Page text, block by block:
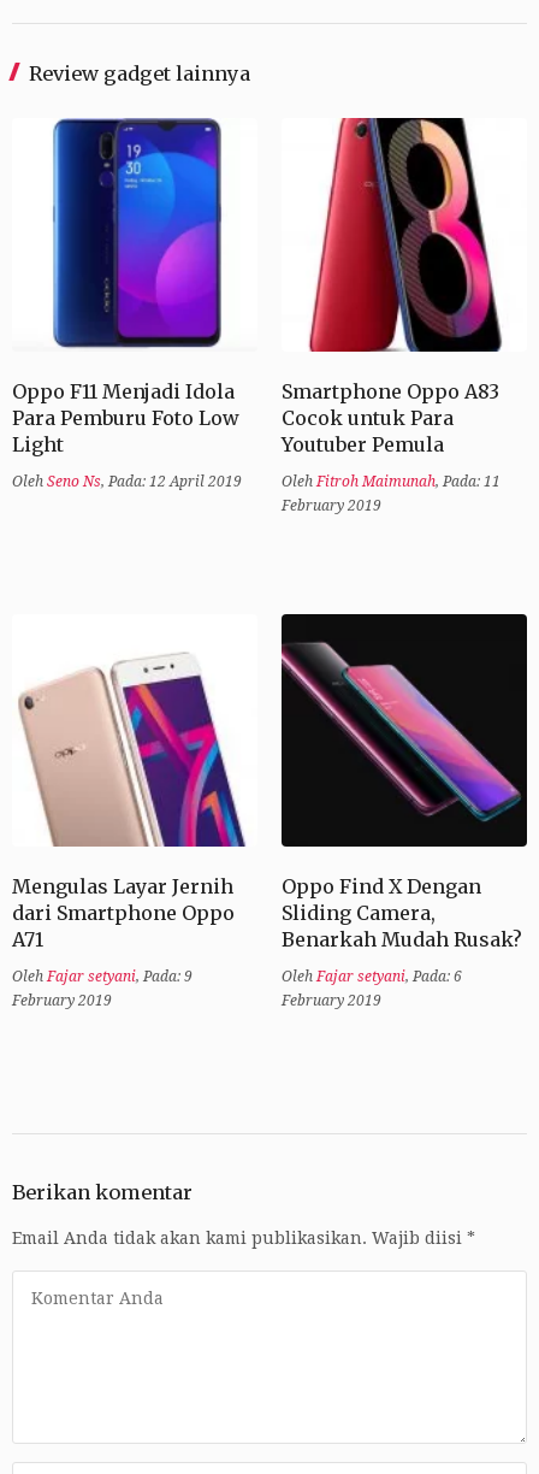
Review gadget lainnya
Oppo F11 Menjadi Idola
Para Pemburu Foto Low
Light
Oleh Seno Ns,Pada: 12 April 2019
Smartphone Oppo A83
Cocok untuk Para
Youtuber Pemula
OlehFitroh Maimunah,Pada: 11
February 2019
Mengulas Layar Jernih
dari Smartphone Oppo
A71
OlehFajar setyani,Pada: 9
February 2019
Oppo Find X Dengan
Sliding Camera,
Benarkah Mudah Rusak?
OlehFajar setyani,Pada: 6
February 2019
Berikan komentar
Email Anda tidak akan kami publikasikan. Wajib diisi *